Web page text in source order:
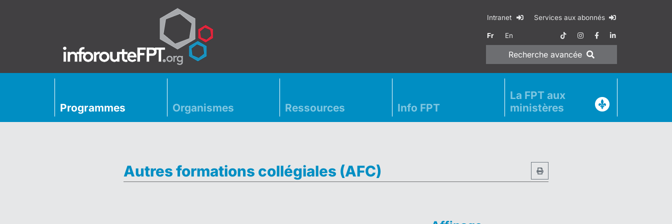
Intranet Services aux abonnés
Fr En
Recherche avancée
Programmes Organismes Ressources Info FPT
La FPT aux
ministères
Autres formations collégiales (AFC)